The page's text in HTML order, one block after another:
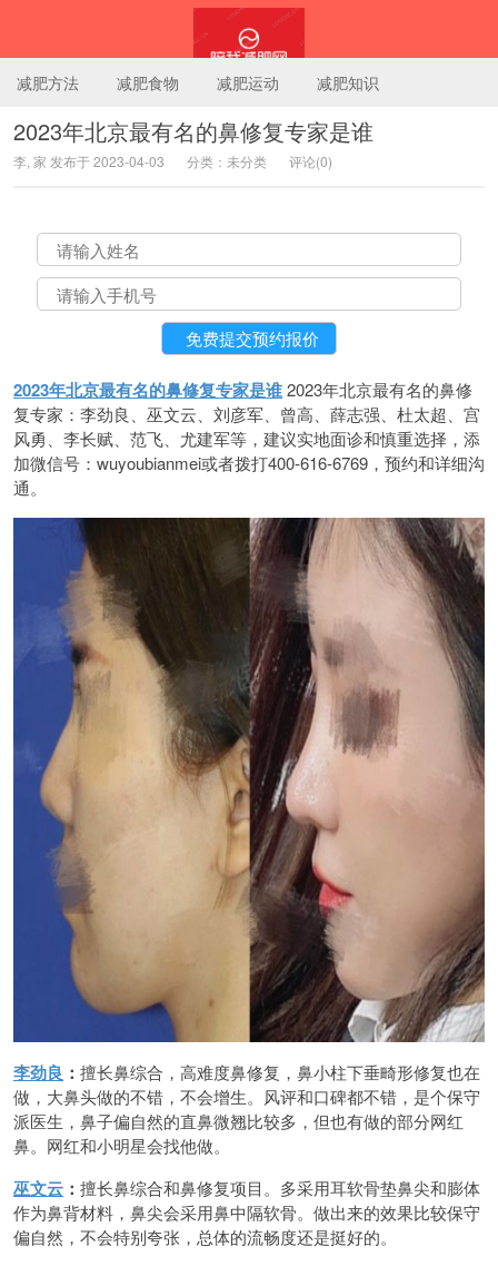
陪我减肥网
减肥方法 减肥食物 减肥运动 减肥知识
2023年北京最有名的鼻修复专家是谁
李, 家 发布于 2023-04-03 分类：未分类 评论(0)
2023年北京最有名的鼻修复专家是谁2023年北京最有名的鼻修
复专家：李劲良、巫文云、刘彦军、曾高、薛志强、杜太超、宫
风勇、李长赋、范飞、尤建军等，建议实地面诊和慎重选择，添
加微信号：wuyoubianmei或者拨打400-616-6769，预约和详细沟
通。
李劲良 ： 擅长鼻综合，高难度鼻修复，鼻小柱下垂畸形修复也在
做，大鼻头做的不错，不会增生。风评和口碑都不错，是个保守
派医生，鼻子偏自然的直鼻微翘比较多，但也有做的部分网红
鼻。网红和小明星会找他做。
巫文云 ： 擅长鼻综合和鼻修复项目。多采用耳软骨垫鼻尖和膨体
作为鼻背材料，鼻尖会采用鼻中隔软骨。做出来的效果比较保守
偏自然，不会特别夸张，总体的流畅度还是挺好的。